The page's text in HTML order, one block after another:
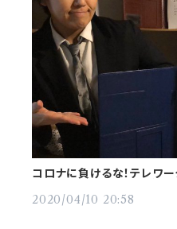
コロナに負けるな！テレワ
2020/04/10 20:58